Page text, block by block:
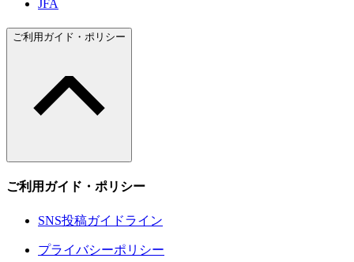
JFA
ご利用ガイド・ポリシー
ご利用ガイド・ポリシー
SNS投稿ガイドライン
プライバシーポリシー